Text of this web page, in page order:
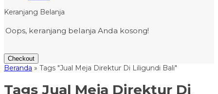
Keranjang Belanja
Oops, keranjang belanja Anda kosong!
Checkout
Beranda » Tags "Jual Meja Direktur Di Liligundi Bali"
Tags Jual Meja Direktur Di